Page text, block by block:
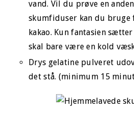
vand. Vil du prøve en
skumfiduser kan du
kakao. Kun fantasien
skal bare være en kold
Drys gelatine pulveret
det stå. (minimum 15